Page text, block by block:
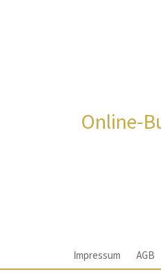
Online-
Impressum AGB